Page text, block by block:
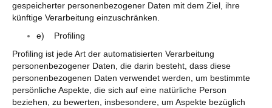
gespeicherter personenbezogener Daten mit dem Ziel, ihre
künftige Verarbeitung einzuschränken.
e) Profiling
Profiling ist jede Art der automatisierten Verarbeitung
personenbezogener Daten, die darin besteht, dass diese
personenbezogenen Daten verwendet werden, um bestimmte
persönliche Aspekte, die sich auf eine natürliche Person
beziehen, zu bewerten, insbesondere, um Aspekte bezüglich